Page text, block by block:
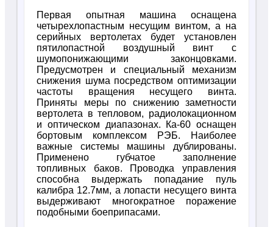
Первая опытная машина оснащена
четырехлопастным несущим винтом, а на
серийных вертолетах будет установлен
пятилопастной воздушный винт с
шумопонижающими законцовками.
Предусмотрен и специальный механизм
снижения шума посредством оптимизации
частоты вращения несущего винта.
Приняты меры по снижению заметности
вертолета в тепловом, радиолокационном
и оптическом диапазонах. Ка-60 оснащен
бортовым комплексом РЭБ. Наиболее
важные системы машины дублированы.
Применено губчатое заполнение
топливных баков. Проводка управления
способна выдержать попадание пуль
калибра 12.7мм, а лопасти несущего винта
выдерживают многократное поражение
подобными боеприпасами.